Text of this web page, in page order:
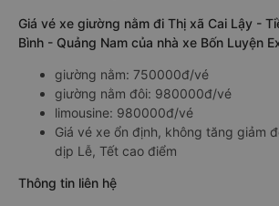
Giá vé xe giường nằm đi Thị xã Cai Lậy -
Bình - Quảng Nam của nhà xe Bốn Luyện
giường nằm: 750000đ/vé
giường nằm đôi: 980000đ/vé
limousine: 980000đ/vé
Giá vé xe ổn định, không tăng giảm
dịp Lễ, Tết cao điểm
Thông tin liên hệ